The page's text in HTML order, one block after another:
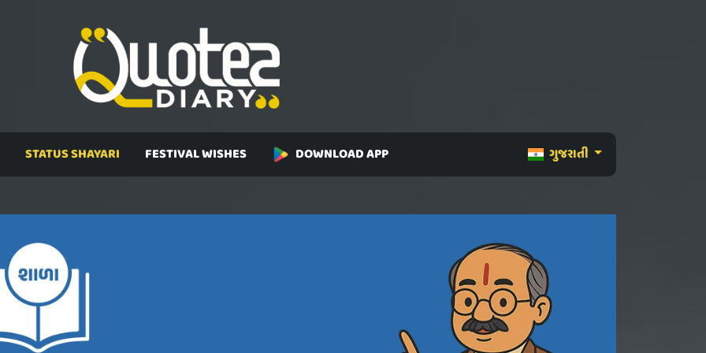
ગુજરાતી
STATUS SHAYARI FESTIVAL WISHES DOWNLOAD APP